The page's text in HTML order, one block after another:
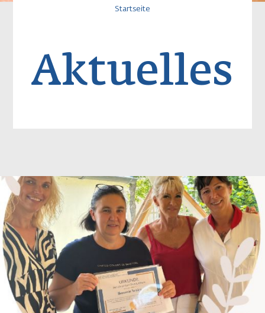
Startseite
Aktuelles
Image